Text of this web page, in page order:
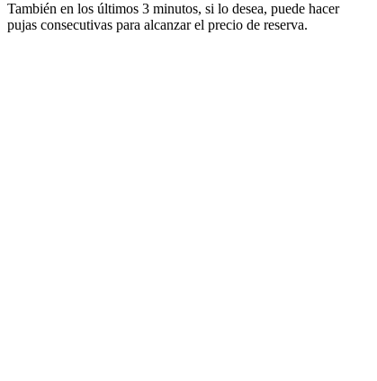
También en los últimos 3 minutos, si lo desea, puede hacer
pujas consecutivas para alcanzar el precio de reserva.